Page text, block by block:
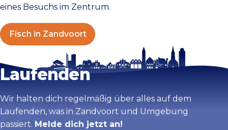
eines Besuchs im Zentrum.
Fisch in Zandvoort
Bleib auf dem
Laufenden
Wir halten dich regelmäßig über alles auf dem
Laufenden, was in Zandvoort und Umgebung
passiert. Melde dich jetzt an!